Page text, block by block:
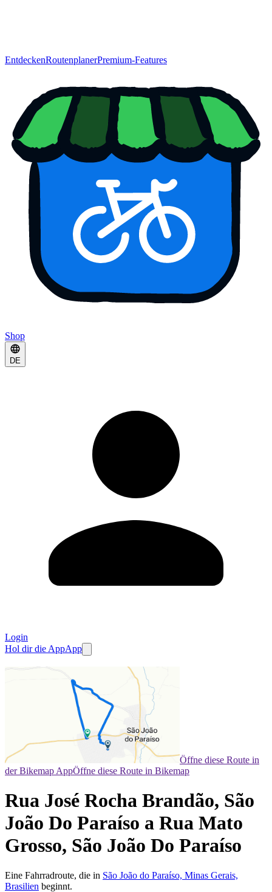
EntdeckenRoutenplanerPremium-Features
Shop
DE
Login
Hol dir die AppApp
Öffne diese Route in
der Bikemap AppÖffne diese Route in Bikemap
Rua José Rocha Brandão, São
João Do Paraíso a Rua Mato
Grosso, São João Do Paraíso
Eine Fahrradroute, die in São João do Paraíso, Minas Gerais,
Brasilien beginnt.